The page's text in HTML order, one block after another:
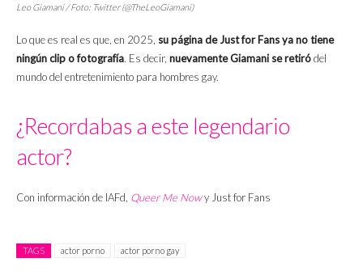
Leo Giamani / Foto: Twitter (@TheLeoGiamani)
Lo que es real es que, en 2025, su página de Just for Fans ya no tiene
ningún clip o fotografía. Es decir, nuevamente Giamani se retiródel
mundo del entretenimiento para hombres gay.
¿Recordabas a este legendario
actor?
Con información de IAFd, Queer Me Nowy Just for Fans
TAGS actor porno actor porno gay